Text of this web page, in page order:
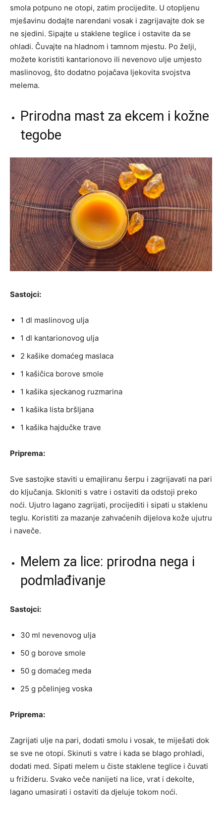
smola potpuno ne otopi, zatim procijedite. U otopljenu
mješavinu dodajte narendani vosak i zagrijavajte dok se
ne sjedini. Sipajte u staklene teglice i ostavite da se
ohladi. Čuvajte na hladnom i tamnom mjestu. Po želji,
možete koristiti kantarionovo ili nevenovo ulje umjesto
maslinovog, što dodatno pojačava ljekovita svojstva
melema.
Prirodna mast za ekcem i kožne
tegobe
Sastojci:
1 dl maslinovog ulja
1 dl kantarionovog ulja
2 kašike domaćeg maslaca
1 kašičica borove smole
1 kašika sjeckanog ruzmarina
1 kašika lista bršljana
1 kašika hajdučke trave
Priprema:
Sve sastojke staviti u emajliranu šerpu i zagrijavati na pari
do ključanja. Skloniti s vatre i ostaviti da odstoji preko
noći. Ujutro lagano zagrijati, procijediti i sipati u staklenu
teglu. Koristiti za mazanje zahvaćenih dijelova kože ujutru
i naveče.
Melem za lice: prirodna nega i
podmlađivanje
Sastojci:
30 ml nevenovog ulja
50 g borove smole
50 g domaćeg meda
25 g pčelinjeg voska
Priprema:
Zagrijati ulje na pari, dodati smolu i vosak, te miješati dok
se sve ne otopi. Skinuti s vatre i kada se blago prohladi,
dodati med. Sipati melem u čiste staklene teglice i čuvati
u frižideru. Svako veče nanijeti na lice, vrat i dekolte,
lagano umasirati i ostaviti da djeluje tokom noći.